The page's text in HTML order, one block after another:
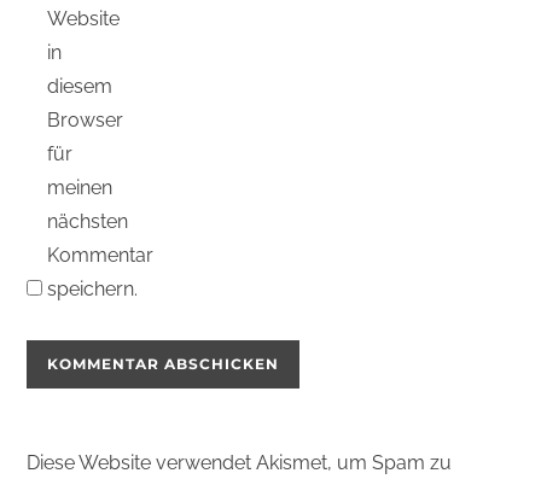
Website
in
diesem
Browser
für
meinen
nächsten
Kommentar
speichern.
Diese Website verwendet Akismet, um Spam zu